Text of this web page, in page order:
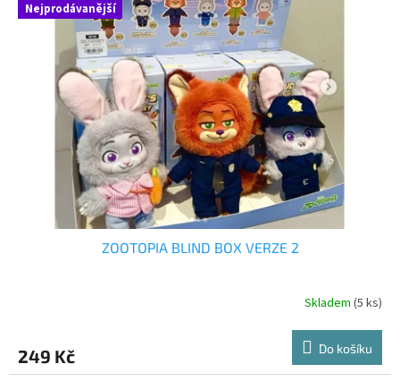
Nejprodávanější
ZOOTOPIA BLIND BOX VERZE 2
Skladem (5 ks)
249 Kč Do košíku